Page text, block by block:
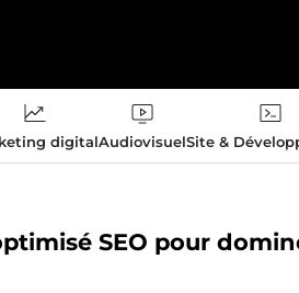
digitalAudiovisuelSite &
SEO pour